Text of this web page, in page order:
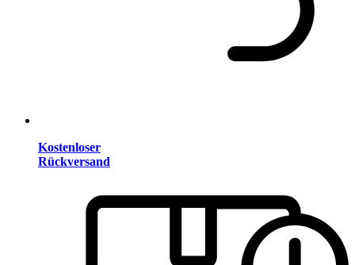
Kostenloser
Rückversand